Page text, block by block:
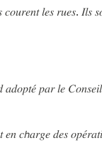
𝑙𝑒𝑠 𝑟𝑢𝑒𝑠. 𝐼𝑙𝑠
𝑎𝑑𝑜𝑝𝑡𝑒́ 𝑝𝑎𝑟 𝑙𝑒
𝑒𝑛 𝑐𝘩𝑎𝑟𝑔𝑒 𝑑𝑒𝑠